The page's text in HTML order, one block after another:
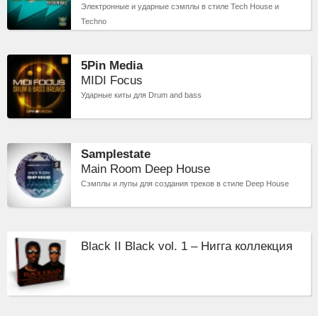
Электронные и ударные сэмплы в стиле Tech House и
Techno
5Pin Media
MIDI Focus
Ударные киты для Drum and bass
Samplestate
Main Room Deep House
Сэмплы и лупы для создания треков в стиле Deep House
Black II Black vol. 1 – Нигга коллекция